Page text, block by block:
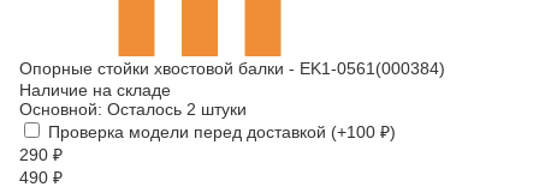
Опорные стойки хвостовой балки - EK1-0561(000384)
Наличие на складе
Основной: Осталось 2 штуки
Проверка модели перед доставкой (+100 ₽)
290 ₽
490 ₽